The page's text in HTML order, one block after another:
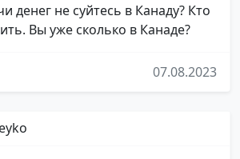
денег не суйтесь в Канаду? Кто
Вы уже сколько в Канаде?
07.08.2023